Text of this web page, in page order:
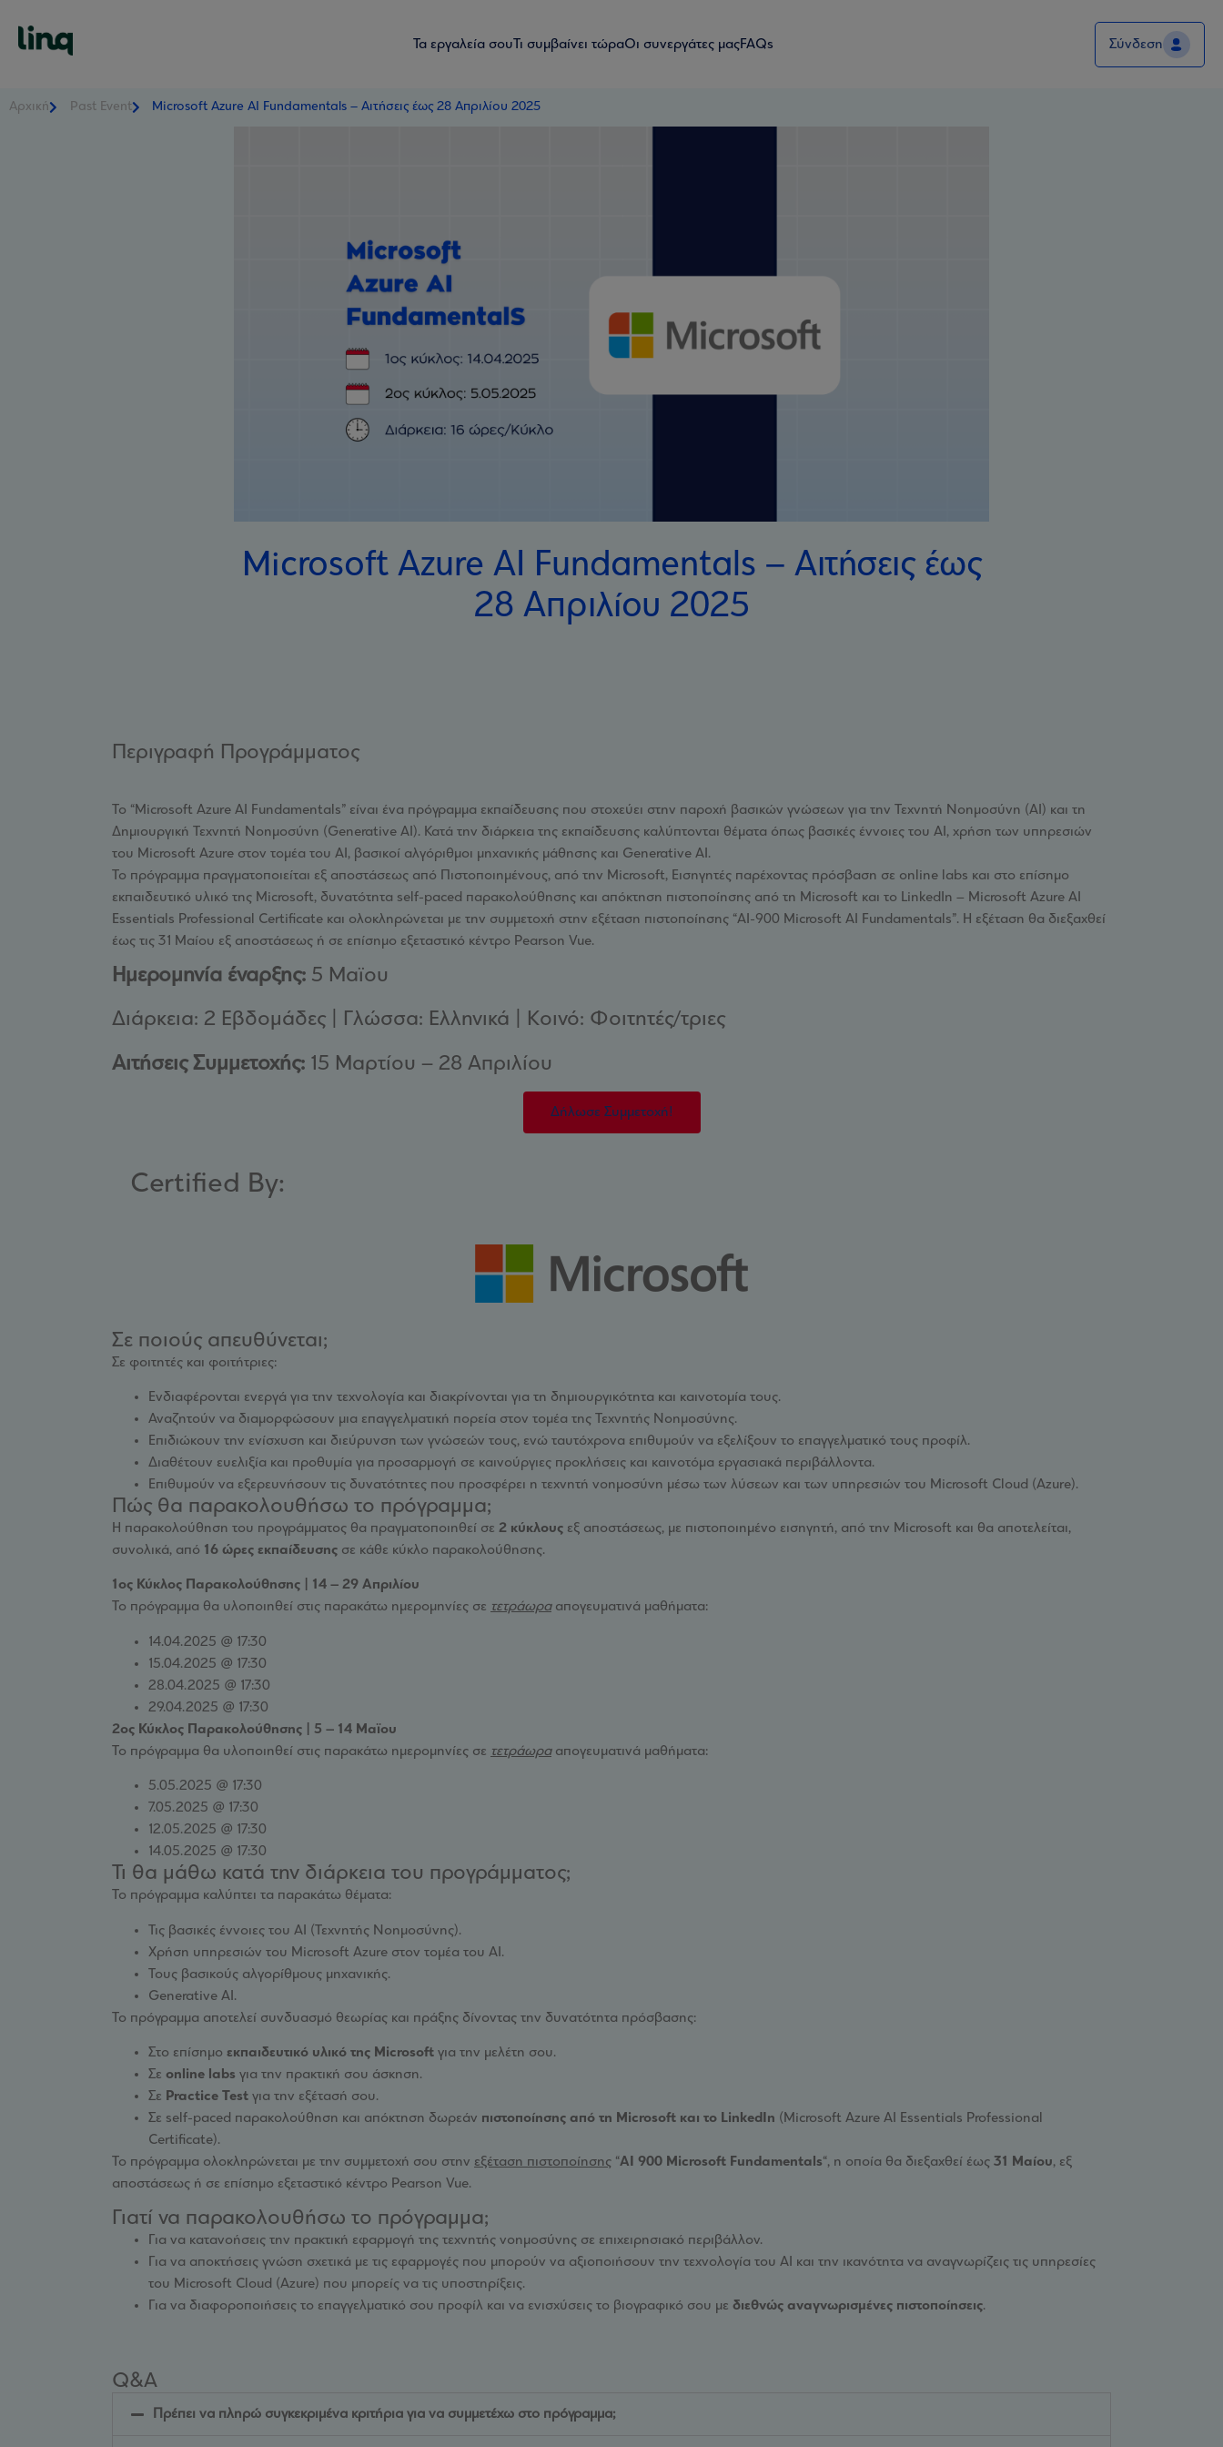
Τα εργαλεία σουΤι συμβαίνει τώραΟι συνεργάτες μαςFAQs Σύνδεση
Αρχική Past Event Microsoft Azure AI Fundamentals – Αιτήσεις έως 28 Απριλίου 2025
Microsoft Azure AI Fundamentals – Αιτήσεις έως
28 Απριλίου 2025
Περιγραφή Προγράμματος
Το “Microsoft Azure AI Fundamentals” είναι ένα πρόγραμμα εκπαίδευσης που στοχεύει στην παροχή βασικών γνώσεων για την Τεχνητή Νοημοσύνη (AI) και τη
Δημιουργική Τεχνητή Νοημοσύνη (Generative AI). Κατά την διάρκεια της εκπαίδευσης καλύπτονται θέματα όπως βασικές έννοιες του AI, χρήση των υπηρεσιών
του Microsoft Azure στον τομέα του AI, βασικοί αλγόριθμοι μηχανικής μάθησης και Generative AI.
Το πρόγραμμα πραγματοποιείται εξ αποστάσεως από Πιστοποιημένους, από την Microsoft, Εισηγητές παρέχοντας πρόσβαση σε online labs και στο επίσημο
εκπαιδευτικό υλικό της Microsoft, δυνατότητα self-paced παρακολούθησης και απόκτηση πιστοποίησης από τη Microsoft και το LinkedIn – Microsoft Azure AI
Essentials Professional Certificate και ολοκληρώνεται με την συμμετοχή στην εξέταση πιστοποίησης “ΑΙ-900 Microsoft AI Fundamentals”. Η εξέταση θα διεξαχθεί
έως τις 31 Μαίου εξ αποστάσεως ή σε επίσημο εξεταστικό κέντρο Pearson Vue.
Ημερομηνία έναρξης: 5 Maϊου
Διάρκεια: 2 Εβδομάδες | Γλώσσα: Ελληνικά | Κοινό: Φοιτητές/τριες
Αιτήσεις Συμμετοχής: 15 Μαρτίου – 28 Απριλίου
Δήλωσε Συμμετοχή!
Certified By:​
Σε ποιούς απευθύνεται;
Σε φοιτητές και φοιτήτριες:
Ενδιαφέρονται ενεργά για την τεχνολογία και διακρίνονται για τη δημιουργικότητα και καινοτομία τους.
Αναζητούν να διαμορφώσουν μια επαγγελματική πορεία στον τομέα της Τεχνητής Νοημοσύνης.
Επιδιώκουν την ενίσχυση και διεύρυνση των γνώσεών τους, ενώ ταυτόχρονα επιθυμούν να εξελίξουν το επαγγελματικό τους προφίλ.
Διαθέτουν ευελιξία και προθυμία για προσαρμογή σε καινούργιες προκλήσεις και καινοτόμα εργασιακά περιβάλλοντα.
Επιθυμούν να εξερευνήσουν τις δυνατότητες που προσφέρει η τεχνητή νοημοσύνη μέσω των λύσεων και των υπηρεσιών του Microsoft Cloud (Azure).
Πώς θα παρακολουθήσω το πρόγραμμα;
Η παρακολούθηση του προγράμματος θα πραγματοποιηθεί σε 2 κύκλους εξ αποστάσεως, με πιστοποιημένο εισηγητή, από την Microsoft και θα αποτελείται,
συνολικά, από 16 ώρες εκπαίδευσης σε κάθε κύκλο παρακολούθησης.
1ος Κύκλος Παρακολούθησης | 14 – 29 Απριλίου
Το πρόγραμμα θα υλοποιηθεί στις παρακάτω ημερομηνίες σε τετράωρααπογευματινά μαθήματα:
14.04.2025 @ 17:30
15.04.2025 @ 17:30
28.04.2025 @ 17:30
29.04.2025 @ 17:30
2ος Κύκλος Παρακολούθησης | 5 – 14 Μαϊου
Το πρόγραμμα θα υλοποιηθεί στις παρακάτω ημερομηνίες σε τετράωρααπογευματινά μαθήματα:
5.05.2025 @ 17:30
7.05.2025 @ 17:30
12.05.2025 @ 17:30
14.05.2025 @ 17:30
Τι θα μάθω κατά την διάρκεια του προγράμματος;
Το πρόγραμμα καλύπτει τα παρακάτω θέματα:
Τις βασικές έννοιες του AI (Τεχνητής Νοημοσύνης).
Χρήση υπηρεσιών του Microsoft Azure στον τομέα του AI.
Τους βασικούς αλγορίθμους μηχανικής.
Generative AI.
Το πρόγραμμα αποτελεί συνδυασμό θεωρίας και πράξης δίνοντας την δυνατότητα πρόσβασης:
Στο επίσημο εκπαιδευτικό υλικό της Microsoft για την μελέτη σου.
Σε online labs για την πρακτική σου άσκηση.
Σε Practice Test για την εξέτασή σου.
Σε self-paced παρακολούθηση και απόκτηση δωρεάν πιστοποίησης από τη Microsoft και το LinkedIn (Microsoft Azure AI Essentials Professional
Certificate).
Το πρόγραμμα ολοκληρώνεται με την συμμετοχή σου στην εξέταση πιστοποίησης “AI 900 Microsoft Fundamentals“, η οποία θα διεξαχθεί έως 31 Μαίου, εξ
αποστάσεως ή σε επίσημο εξεταστικό κέντρο Pearson Vue.
Γιατί να παρακολουθήσω το πρόγραμμα;
Για να κατανοήσεις την πρακτική εφαρμογή της τεχνητής νοημοσύνης σε επιχειρησιακό περιβάλλον.
Για να αποκτήσεις γνώση σχετικά με τις εφαρμογές που μπορούν να αξιοποιήσουν την τεχνολογία του AI και την ικανότητα να αναγνωρίζεις τις υπηρεσίες
του Microsoft Cloud (Azure) που μπορείς να τις υποστηρίξεις.
Για να διαφοροποιήσεις το επαγγελματικό σου προφίλ και να ενισχύσεις το βιογραφικό σου με διεθνώς αναγνωρισμένες πιστοποίησεις.
Q&A
Πρέπει να πληρώ συγκεκριμένα κριτήρια για να συμμετέχω στο πρόγραμμα;